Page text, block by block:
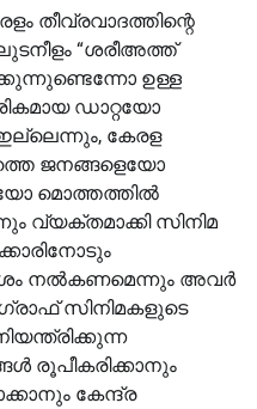
തീവ്രവാദത്തിന്റെ
“ശരീഅത്ത്
ഉള്ള
ഡാറ്റയോ
കേരള
ജനങ്ങളെയോ
മൊത്തത്തിൽ
വ്യക്തമാക്കി സിനിമ
നൽകണമെന്നും അവർ
സിനിമകളുടെ
രൂപീകരിക്കാനും
കേന്ദ്ര